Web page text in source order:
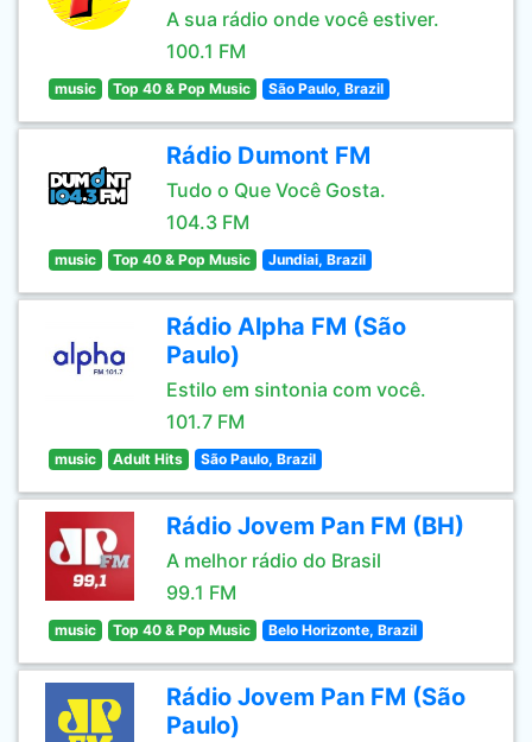
A sua rádio onde você estiver.
100.1 FM
music Top 40 & Pop Music São Paulo, Brazil
Rádio Dumont FM
Tudo o Que Você Gosta.
104.3 FM
music Top 40 & Pop Music Jundiai, Brazil
Rádio Alpha FM (São
Paulo)
Estilo em sintonia com você.
101.7 FM
music Adult Hits São Paulo, Brazil
Rádio Jovem Pan FM (BH)
A melhor rádio do Brasil
99.1 FM
music Top 40 & Pop Music Belo Horizonte, Brazil
Rádio Jovem Pan FM (São
Paulo)